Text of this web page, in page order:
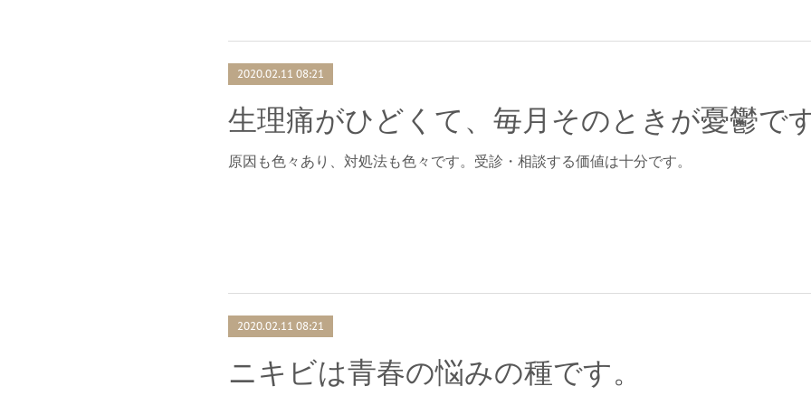
2020.02.11 08:21
生理痛がひどくて、毎月そのときが憂鬱で
原因も色々あり、対処法も色々です。受診・相談する価値は十分です。
2020.02.11 08:21
ニキビは青春の悩みの種です。